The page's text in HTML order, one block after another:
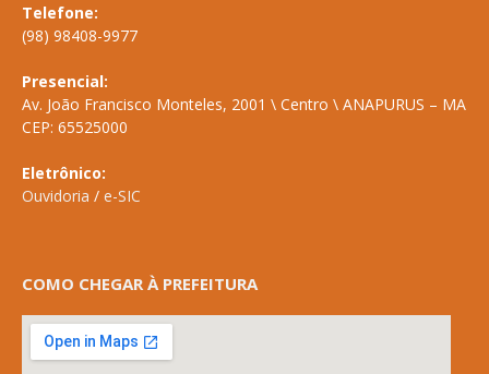
Telefone:
(98) 98408-9977
Presencial:
Av. João Francisco Monteles, 2001 \ Centro \ ANAPURUS – MA
CEP: 65525000
Eletrônico:
Ouvidoria / e-SIC
COMO CHEGAR À PREFEITURA